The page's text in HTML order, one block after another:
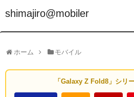
shimajiro@mobiler
ホーム モバイル
「Galaxy Z Fold8」シリ